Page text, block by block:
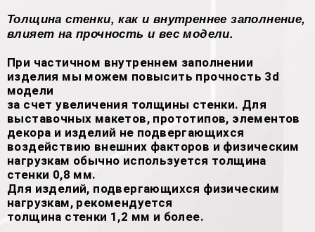
Толщина стенки, как и внутреннее заполнение,
влияет на прочность и вес модели.
При частичном внутреннем заполнении
изделия мы можем повысить прочность 3d
модели
за счет увеличения толщины стенки. Для
выставочных макетов, прототипов, элементов
декора и изделий не подвергающихся
воздействию внешних факторов и физическим
нагрузкам обычно используется толщина
стенки 0,8 мм.
Для изделий, подвергающихся физическим
нагрузкам, рекомендуется
толщина стенки 1,2 мм и более.